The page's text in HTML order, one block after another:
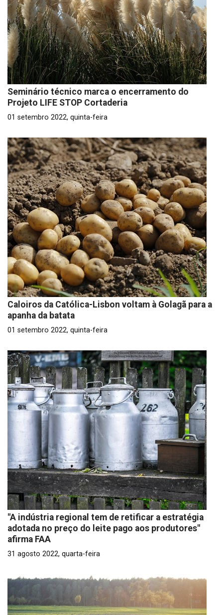
Seminário técnico marca o encerramento do
Projeto LIFE STOP Cortaderia
01 setembro 2022, quinta-feira
Caloiros da Católica-Lisbon voltam à Golagã para a
apanha da batata
01 setembro 2022, quinta-feira
"A indústria regional tem de retificar a estratégia
adotada no preço do leite pago aos produtores"
afirma FAA
31 agosto 2022, quarta-feira